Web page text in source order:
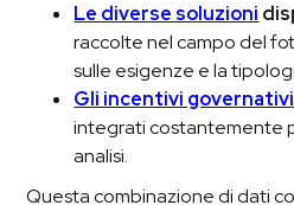
Le diverse soluzioni
raccolte nel campo del
sulle esigenze e la
Gli incentivi
integrati costantemente
analisi.
Questa combinazione di dati